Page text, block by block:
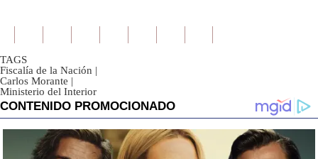
TAGS
Fiscalía de la Nación |
Carlos Morante |
Ministerio del Interior